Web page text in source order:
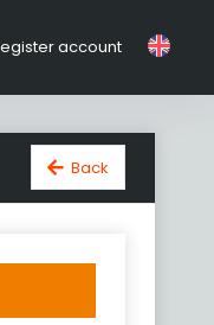
account
Back